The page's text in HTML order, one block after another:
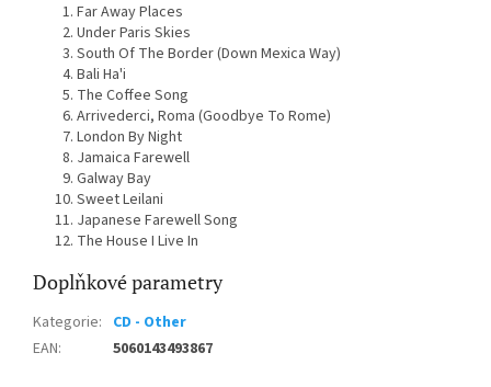
Far Away Places
Under Paris Skies
South Of The Border (Down Mexica Way)
Bali Ha'i
The Coffee Song
Arrivederci, Roma (Goodbye To Rome)
London By Night
Jamaica Farewell
Galway Bay
Sweet Leilani
Japanese Farewell Song
The House I Live In
Doplňkové parametry
Kategorie: CD - Other
EAN: 5060143493867